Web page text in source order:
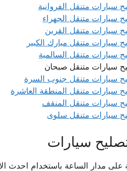
سيارات متنقل الفروانية
سيارات متنقل الجهراء
سيارات متنقل القرين
سيارات متنقل مبارك الكبير
سيارات متنقل السالمية
سيارات متنقل صبحان
سيارات متنقل جنوب السرة
سيارات متنقل المنطقة العاشرة
سيارات متنقل المنقف
سيارات متنقل سلوى
سيارات
على مدار الساعة باستخدام احدث